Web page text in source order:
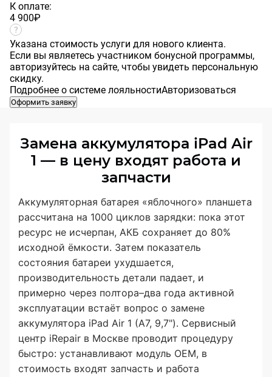
К оплате:
4 900₽
Указана стоимость услуги для нового клиента.
Если вы являетесь участником бонусной программы,
авторизуйтесь на сайте, чтобы увидеть персональную
скидку.
Подробнее о системе лояльностиАвторизоваться
Оформить заявку
Замена аккумулятора iPad Air
1 — в цену входят работа и
запчасти
Аккумуляторная батарея «яблочного» планшета
рассчитана на 1000 циклов зарядки: пока этот
ресурс не исчерпан, АКБ сохраняет до 80%
исходной ёмкости. Затем показатель
состояния батареи ухудшается,
производительность детали падает, и
примерно через полтора–два года активной
эксплуатации встаёт вопрос о замене
аккумулятора iPad Air 1 (A7, 9,7"). Сервисный
центр iRepair в Москве проводит процедуру
быстро: устанавливают модуль OEM, в
стоимость входят запчасть и работа